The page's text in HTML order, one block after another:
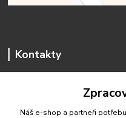
Kontakty
Náš e-shop a partneři